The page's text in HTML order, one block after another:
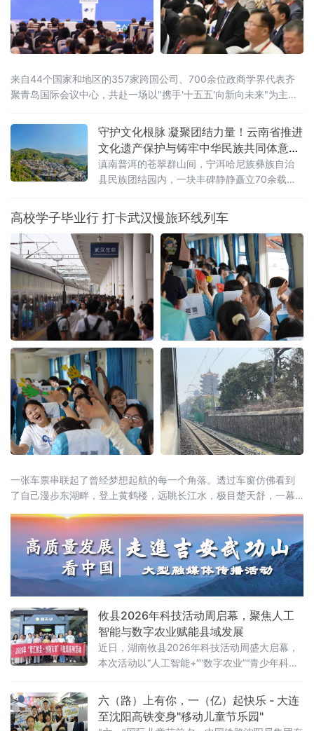
来自44个国家和地区的357家跨国公司、700余位政商学界代表齐
聚青岛国际会议中心，共赴一场以"携手'十五五'向新向未来"为主题
守护文化根脉 凝聚团结力量！云南省推进
文化遗产保护与铸牢中华民族共同体意识
深度融合
滇南普洱的苍翠群山间，宁洱哈尼族彝族自治
县民族团结园内，一块丰碑静静矗立70余载。
誓词碑，镌刻着云南26个世居民族“从此我们一
心一德，团结到底，在中国共产党的领导下，
誓为建设平等自由幸福的大家庭而奋斗”的铮铮
誓言。它是云南各民族手足相亲、守望相助的
历史见证，更是全省深耕文化遗产保护、活化
文脉资源、铸牢中华
高校学子毕业行 打卡武汉慢旅环线列车
一张车票串联起了曾经梦想起航的每一个角落。透过车窗仿佛看到
了自己漫步东湖畔，登上黄鹤楼，远眺长江水，极目楚天舒，一幕
攸县2026年科技活动周启幕，聚焦人工
智能与数字农业赋能县域发展
近日，湖南攸县2026年科技活动周盛大启幕，
本次活动以“人工智能+”“数字农业”“青少年科
及“培育好强科创兴产业的动能”行动展开，全方
位展示了攸县在科技创新驱动下，产业升级、
绿色发展和智慧教育领域取得的崭新成果，为
六（路）上有你，一（亿）起快乐 - 大连
至沈阳高铁变身"移动儿童节乐园"